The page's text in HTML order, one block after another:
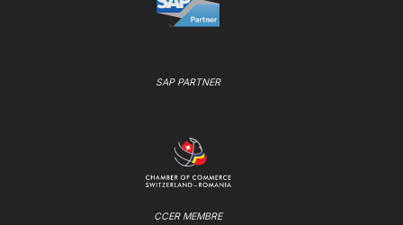
SAP PARTNER
CCER MEMBRE